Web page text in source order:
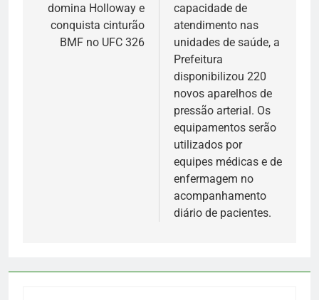
Post
domina Holloway e
conquista cinturão
BMF no UFC 326
capacidade de
atendimento nas
unidades de saúde, a
Prefeitura
disponibilizou 220
novos aparelhos de
pressão arterial. Os
equipamentos serão
utilizados por
equipes médicas e de
enfermagem no
acompanhamento
diário de pacientes.